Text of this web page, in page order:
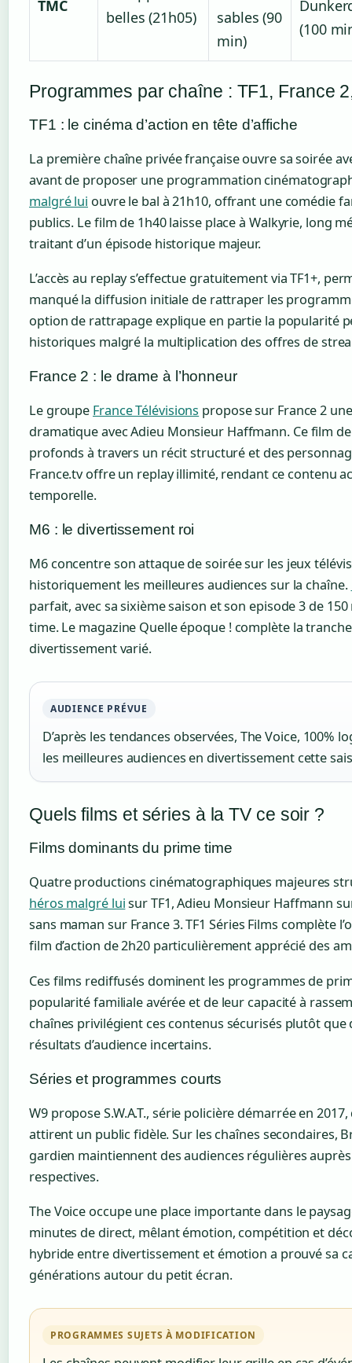
TMC
belles (21h05)
sables (90
min)
(100
Programmes par chaîne : TF1, France
TF1 : le cinéma d’action en tête d’affiche
La première chaîne privée française ouvre sa soirée
avant de proposer une programmation
malgré lui ouvre le bal à 21h10, offrant une comédie
publics. Le film de 1h40 laisse place à Walkyrie, long
traitant d’un épisode historique majeur.
L’accès au replay s’effectue gratuitement via TF1+,
manqué la diffusion initiale de rattraper les
option de rattrapage explique en partie la popularité
historiques malgré la multiplication des offres de
France 2 : le drame à l’honneur
Le groupe France Télévisions propose sur France 2
dramatique avec Adieu Monsieur Haffmann. Ce film
profonds à travers un récit structuré et des
France.tv offre un replay illimité, rendant ce contenu
temporelle.
M6 : le divertissement roi
M6 concentre son attaque de soirée sur les jeux
historiquement les meilleures audiences sur la chaîne.
parfait, avec sa sixième saison et son episode 3 de
time. Le magazine Quelle époque ! complète la
divertissement varié.
AUDIENCE PRÉVUE
D’après les tendances observées, The Voice, 100%
les meilleures audiences en divertissement cette
Quels films et séries à la TV ce soir ?
Films dominants du prime time
Quatre productions cinématographiques majeures
héros malgré luisur TF1, Adieu Monsieur Haffmann
sans maman sur France 3. TF1 Séries Films complète
film d’action de 2h20 particulièrement apprécié des
Ces films rediffusés dominent les programmes de
popularité familiale avérée et de leur capacité à
chaînes privilégient ces contenus sécurisés plutôt
résultats d’audience incertains.
Séries et programmes courts
W9 propose S.W.A.T., série policière démarrée en
attirent un public fidèle. Sur les chaînes secondaires,
gardien maintiennent des audiences régulières
respectives.
The Voice occupe une place importante dans le
minutes de direct, mêlant émotion, compétition et
hybride entre divertissement et émotion a prouvé sa
générations autour du petit écran.
PROGRAMMES SUJETS À MODIFICATION